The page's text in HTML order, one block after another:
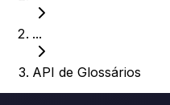
...
API de Glossários